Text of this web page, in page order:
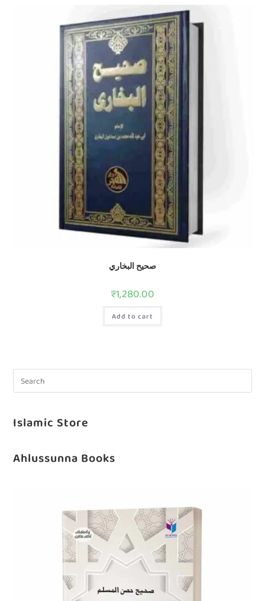
صحيح البخاري
₹1,280.00
Add to cart
Islamic Store
Ahlussunna Books